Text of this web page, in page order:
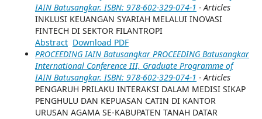
IAIN Batusangkar. ISBN: 978-602-329-074-1 - Articles
INKLUSI KEUANGAN SYARIAH MELALUI INOVASI
FINTECH DI SEKTOR FILANTROPI
Abstract Download PDF
PROCEEDING IAIN Batusangkar PROCEEDING Batusangkar
International Conference III, Graduate Programme of
IAIN Batusangkar. ISBN: 978-602-329-074-1 - Articles
PENGARUH PRILAKU INTERAKSI DALAM MEDISI SIKAP
PENGHULU DAN KEPUASAN CATIN DI KANTOR
URUSAN AGAMA SE-KABUPATEN TANAH DATAR